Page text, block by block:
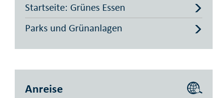
Startseite: Grünes Essen
Parks und Grünanlagen
Anreise